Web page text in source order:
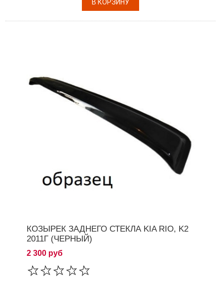
КОЗЫРЕК ЗАДНЕГО СТЕКЛА KIA RIO, K2
2011Г (ЧЕРНЫЙ)
2 300 руб